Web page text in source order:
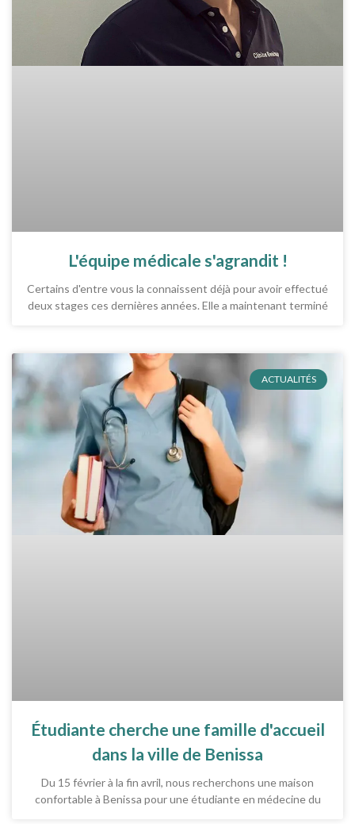
L'équipe médicale s'agrandit !
Certains d'entre vous la connaissent déjà pour avoir effectué
deux stages ces dernières années. Elle a maintenant terminé
ACTUALITÉS
Étudiante cherche une famille d'accueil
dans la ville de Benissa
Du 15 février à la fin avril, nous recherchons une maison
confortable à Benissa pour une étudiante en médecine du